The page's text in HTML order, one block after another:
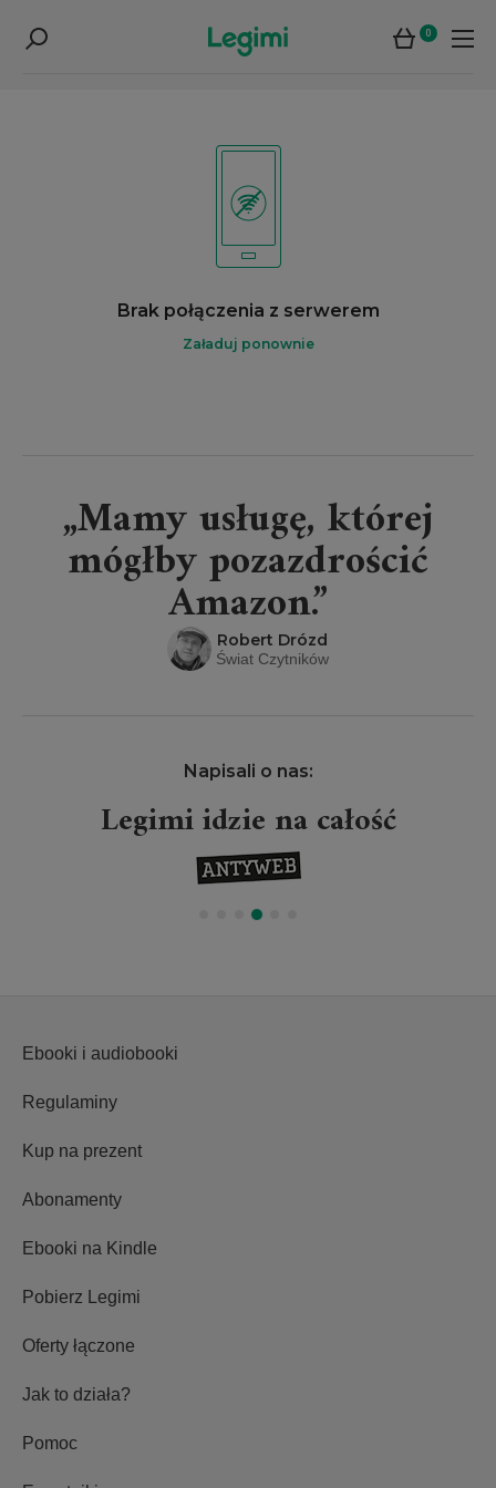
0
Brak połączenia z serwerem
Załaduj ponownie
„Mamy usługę, której
mógłby pozazdrościć
Amazon.”
Robert Drózd
Świat Czytników
Napisali o nas:
Legimi idzie na całość
Ebooki i audiobooki
Regulaminy
Kup na prezent
Abonamenty
Ebooki na Kindle
Pobierz Legimi
Oferty łączone
Jak to działa?
Pomoc